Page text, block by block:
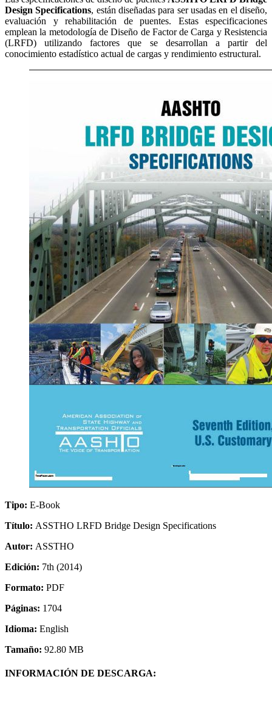
Design Specifications, están diseñadas para ser usadas en el diseño,
evaluación y rehabilitación de puentes. Estas especificaciones
emplean la metodología de Diseño de Factor de Carga y Resistencia
(LRFD) utilizando factores que se desarrollan a partir del
conocimiento estadístico actual de cargas y rendimiento estructural.
Tipo: E-Book
Título: ASSTHO LRFD Bridge Design Specifications
Autor: ASSTHO
Edición: 7th (2014)
Formato: PDF
Páginas: 1704
Idioma: English
Tamaño: 92.80 MB
INFORMACIÓN DE DESCARGA: